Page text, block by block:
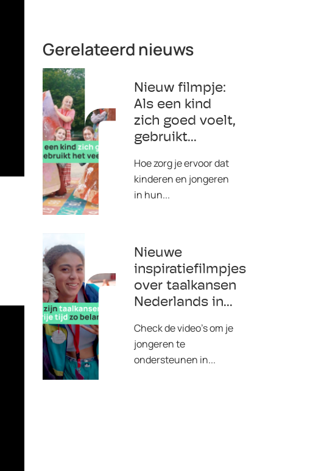
Gerelateerd nieuws
Nieuw filmpje:
Als een kind
zich goed voelt,
gebruikt...
Hoe zorg je ervoor dat
kinderen en jongeren
in hun...
Nieuwe
inspiratiefilmpjes
over taalkansen
Nederlands in...
Check de video's om je
jongeren te
ondersteunen in...